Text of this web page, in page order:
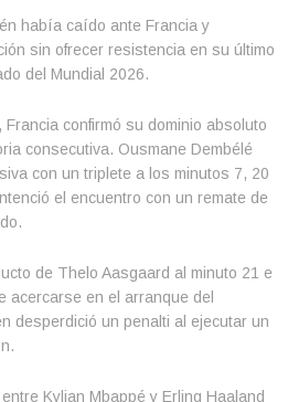
había caído ante Francia y
sin ofrecer resistencia en su último
del Mundial 2026.
confirmó su dominio absoluto
consecutiva. Ousmane Dembélé
con un triplete a los minutos 7, 20
el encuentro con un remate de
de Thelo Aasgaard al minuto 21 e
acercarse en el arranque del
desperdició un penalti al ejecutar un
Kylian Mbappé y Erling Haaland